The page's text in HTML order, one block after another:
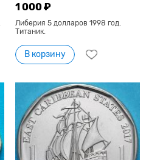
1 000 ₽
Либерия 5 долларов 1998 год.
Титаник.
В корзину